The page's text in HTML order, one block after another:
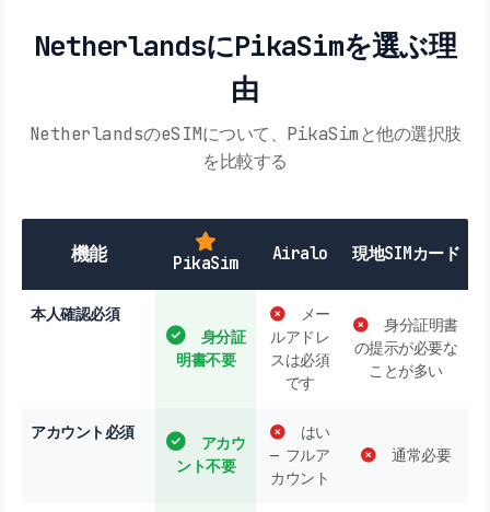
NetherlandsにPikaSimを選ぶ理
由
NetherlandsのeSIMについて、PikaSimと他の選択肢
を比較する
機能 PikaSim Airalo 現地SIMカード
本人確認必須
身分証
明書不要
メー
ルアドレ
スは必須
です
身分証明書
の提示が必要な
ことが多い
アカウント必須
アカウ
ント不要
はい
— フルア
カウント
通常必要